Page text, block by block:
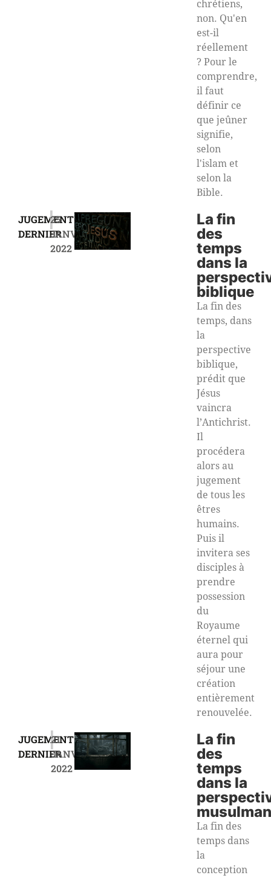
chrétiens,
non. Qu'en
est-il
réellement
? Pour le
comprendre,
il faut
définir ce
que jeûner
signifie,
selon
l'islam et
selon la
Bible.
JUGEMENT
DERNIER
|
25
JANVIER
2022
La fin
des
temps
dans la
biblique
La fin des
temps, dans
la
perspective
biblique,
prédit que
Jésus
vaincra
l’Antichrist.
Il
procédera
alors au
jugement
de tous les
êtres
humains.
Puis il
invitera ses
disciples à
prendre
possession
du
Royaume
éternel qui
aura pour
séjour une
création
entièrement
renouvelée.
JUGEMENT
DERNIER
|21
JANVIER
2022
La fin
des
temps
dans la
La fin des
temps dans
la
conception